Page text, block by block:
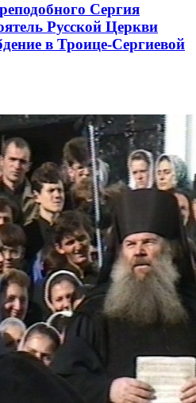
Сергия
Русской Церкви
в Троице-Сергиевой